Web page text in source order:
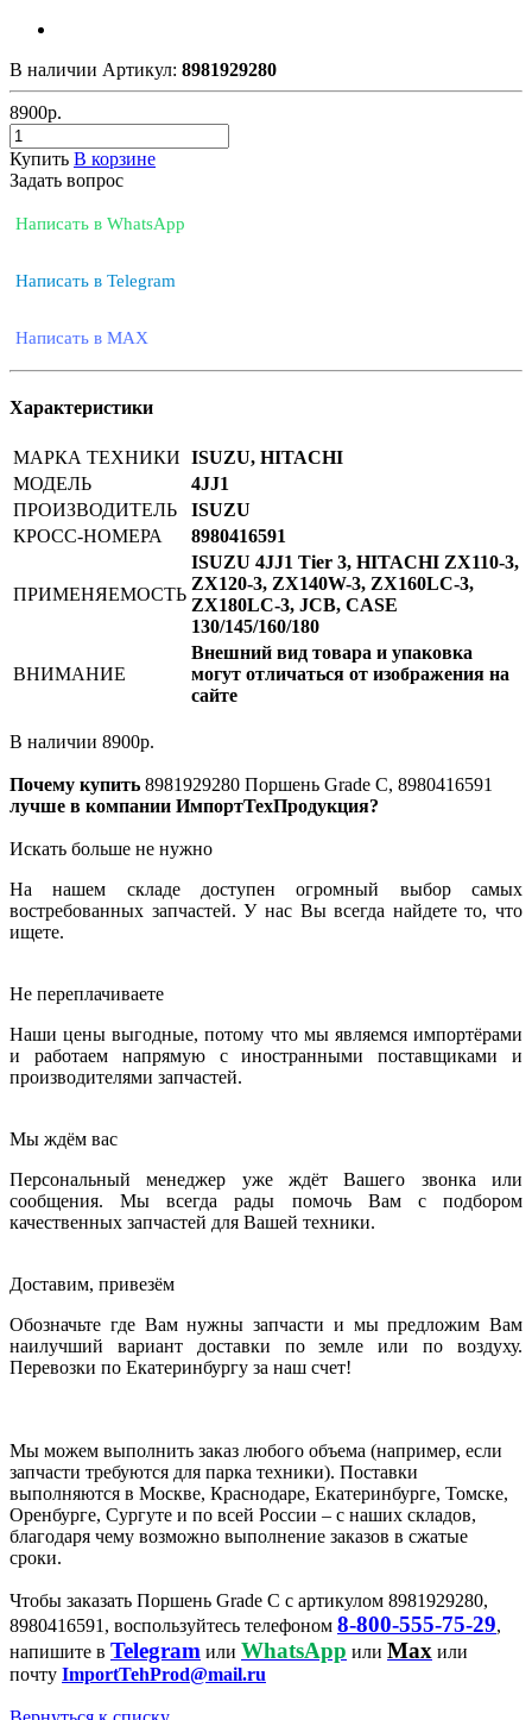
В наличии Артикул: 8981929280
8900р.
Купить В корзине
Задать вопрос
Написать в WhatsApp
Написать в Telegram
Написать в MAX
Характеристики
МАРКА ТЕХНИКИ ISUZU, HITACHI
МОДЕЛЬ
4JJ1
ПРОИЗВОДИТЕЛЬ
ISUZU
КРОСС-НОМЕРА
8980416591
ПРИМЕНЯЕМОСТЬ
ISUZU 4JJ1 Tier 3, HITACHI ZX110-3,
ZX120-3, ZX140W-3, ZX160LC-3,
ZX180LC-3, JCB, CASE
130/145/160/180
ВНИМАНИЕ
Внешний вид товара и упаковка
могут отличаться от изображения на
сайте
В наличии 8900р.
Почему купить 8981929280 Поршень Grade C, 8980416591
лучше в компании ИмпортТехПродукция?
Искать больше не нужно
На нашем складе доступен огромный выбор самых
востребованных запчастей. У нас Вы всегда найдете то, что
ищете.
Не переплачиваете
Наши цены выгодные, потому что мы являемся импортёрами
и работаем напрямую с иностранными поставщиками и
производителями запчастей.
Мы ждём вас
Персональный менеджер уже ждёт Вашего звонка или
сообщения. Мы всегда рады помочь Вам с подбором
качественных запчастей для Вашей техники.
Доставим, привезём
Обозначьте где Вам нужны запчасти и мы предложим Вам
наилучший вариант доставки по земле или по воздуху.
Перевозки по Екатеринбургу за наш счет!
Мы можем выполнить заказ любого объема (например, если
запчасти требуются для парка техники). Поставки
выполняются в Москве, Краснодаре, Екатеринбурге, Томске,
Оренбурге, Сургуте и по всей России – с наших складов,
благодаря чему возможно выполнение заказов в сжатые
сроки.
Чтобы заказать Поршень Grade C с артикулом 8981929280,
8980416591, воспользуйтесь телефоном 8-800-555-75-29,
напишите в Telegram или WhatsApp или Max или
почту ImportTehProd@mail.ru